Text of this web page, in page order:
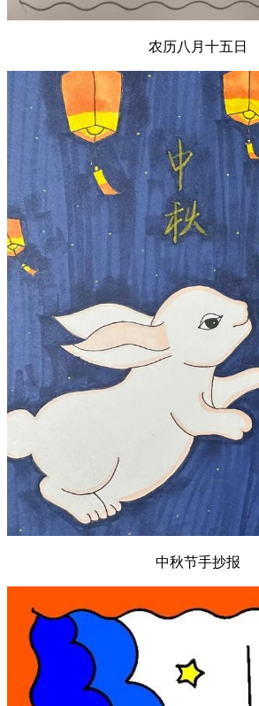
农历八月十五日
中秋节手抄报